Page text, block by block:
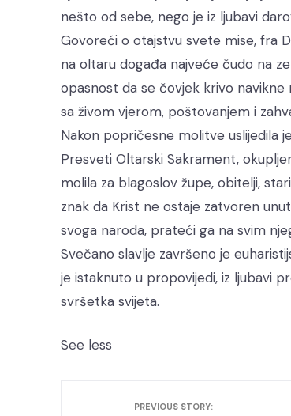
nešto od sebe, nego je iz ljubavi
Govoreći o otajstvu svete mise, fra
na oltaru događa najveće čudo na
opasnost da se čovjek krivo
sa živom vjerom, poštovanjem i
Nakon popričesne molitve uslijedila
Presveti Oltarski Sakrament,
molila za blagoslov župe, obitelji,
znak da Krist ne ostaje zatvoren
svoga naroda, prateći ga na svim
Svečano slavlje završeno je
je istaknuto u propovijedi, iz ljubavi
svršetka svijeta.
See less
PREVIOUS STORY: